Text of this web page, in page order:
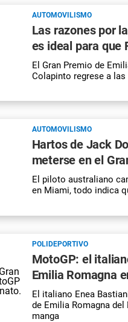
AUTOMOVILISMO
Las razones por
es ideal para que
El Gran Premio de
Colapinto regrese a
AUTOMOVILISMO
Hartos de Jack
meterse en el
El piloto australiano
en Miami, todo indica
POLIDEPORTIVO
MotoGP: el
Emilia Romagna
El italiano Enea
de Emilia Romagna
manga